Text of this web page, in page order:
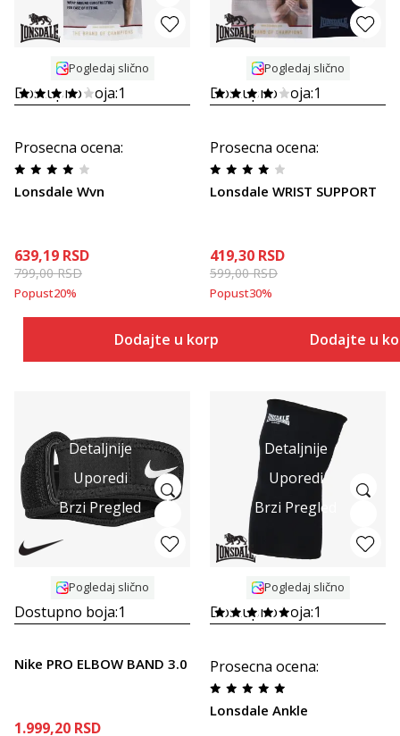
Pogledaj slično
Dostupno boja:1
Prosecna ocena:
Lonsdale Wvn
639,19 RSD
799,00RSD
Popust20%
Dodajte u korpu
Pogledaj slično
Dostupno boja:1
Prosecna ocena:
Lonsdale WRIST SUPPORT
419,30 RSD
599,00RSD
Popust30%
Dodajte u
Detaljnije
Uporedi
Brzi Pregled
Pogledaj slično
Dostupno boja:1
Nike PRO ELBOW BAND 3.0
1.999,20 RSD
Detaljnije
Uporedi
Brzi Pregled
Pogledaj slično
Dostupno boja:1
Prosecna ocena:
Lonsdale Ankle